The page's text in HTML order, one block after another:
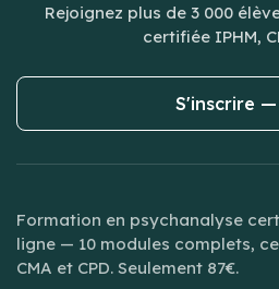
Rejoignez plus de 3 000
certifiée IPHM,
S'inscrire —
Formation en psychanalyse
ligne — 10 modules complets,
CMA et CPD. Seulement 87€.